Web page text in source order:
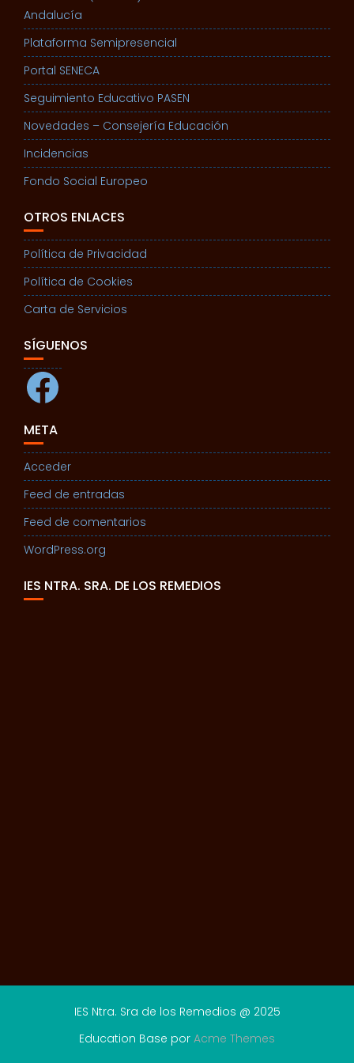
Andalucía
Plataforma Semipresencial
Portal SENECA
Seguimiento Educativo PASEN
Novedades – Consejería Educación
Incidencias
Fondo Social Europeo
OTROS ENLACES
Política de Privacidad
Política de Cookies
Carta de Servicios
SÍGUENOS
Facebook
META
Acceder
Feed de entradas
Feed de comentarios
WordPress.org
IES NTRA. SRA. DE LOS REMEDIOS
IES Ntra. Sra de los Remedios @ 2025
Education Base por Acme Themes